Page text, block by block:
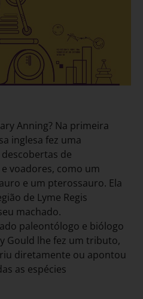
Anning? Na primeira
inglesa fez uma
de
voadores, como um
e um pterossauro. Ela
de Lyme Regis
machado.
paleontólogo e biólogo
Gould lhe fez um tributo,
diretamente ou apontou
as espécies